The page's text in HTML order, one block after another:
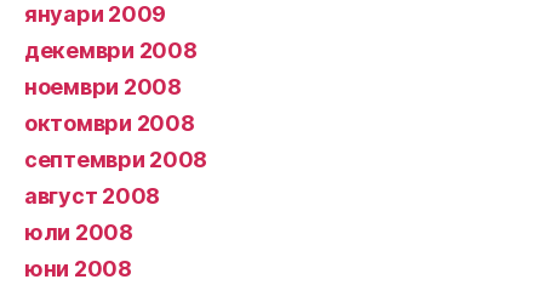
януари 2009
декември 2008
ноември 2008
октомври 2008
септември 2008
август 2008
юли 2008
юни 2008